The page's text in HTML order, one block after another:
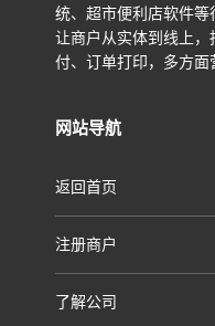
统、超市便利店软件
让商户从实体到线上
付、订单打印，多方面
网站导航
返回首页
注册商户
了解公司